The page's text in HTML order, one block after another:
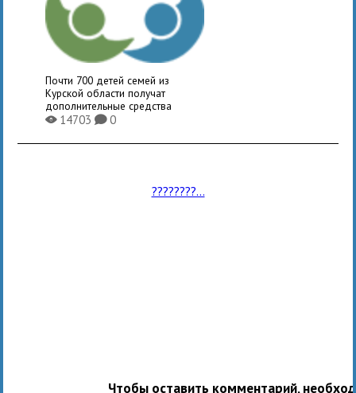
Почти 700 детей семей из
Курской области получат
дополнительные средства
X14703K0
????????...
Чтобы оставить комментарий,